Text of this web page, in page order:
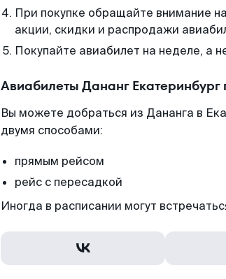
При покупке обращайте внимание
акции, скидки и распродажи
Покупайте авиабилет на неделе, а
Авиабилеты Дананг
Вы можете добраться из Дананга в
двумя способами:
прямым рейсом
рейс с пересадкой
Иногда в расписании могут